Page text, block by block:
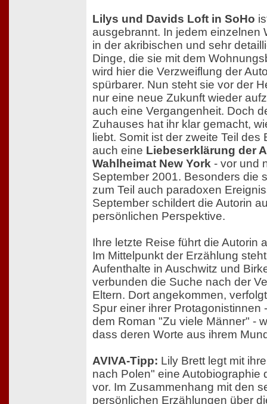
Lilys und Davids Loft in SoHo
ausgebrannt. In jedem einzelnen
in der akribischen und sehr
Dinge, die sie mit dem
wird hier die Verzweiflung der
spürbarer. Nun steht sie vor der
nur eine neue Zukunft wieder
auch eine Vergangenheit. Doch
Zuhauses hat ihr klar gemacht,
liebt. Somit ist der zweite Teil
auch eine Liebeserklärung der
Wahlheimat New York - vor und
September 2001. Besonders die
zum Teil auch paradoxen
September schildert die Autorin
persönlichen Perspektive.
Ihre letzte Reise führt die Autorin
Im Mittelpunkt der Erzählung
Aufenthalte in Auschwitz und
verbunden die Suche nach der
Eltern. Dort angekommen,
Spur einer ihrer Protagonistinnen
dem Roman "Zu viele Männer" -
dass deren Worte aus ihrem
AVIVA-Tipp: Lily Brett legt mit
nach Polen" eine Autobiographie
vor. Im Zusammenhang mit den
persönlichen Erzählungen über